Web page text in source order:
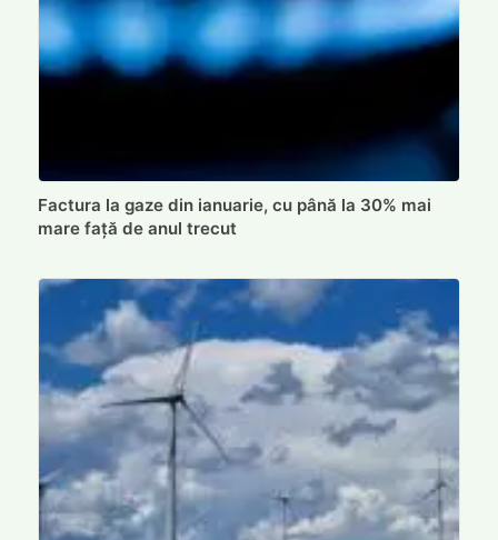
Factura la gaze din ianuarie, cu până la 30% mai
mare față de anul trecut